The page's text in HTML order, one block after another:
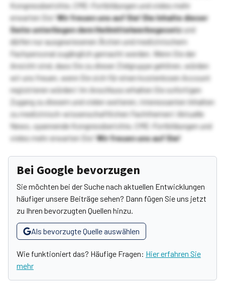
Kongressberichte, CME-Fortbildungen und vieles mehr
erwarten Sie!Wir freuen uns auf Sie!Die Inhalte dieser
Seite unterliegen dem Heilmittelwerbegesetzund
dürfen nur ausgewiesenen Ärzten und medizinischem
Fachpersonal zugänglich gemacht werden. Wenn Sie der
Ansicht sind, dass Sie zu dieser Zielgruppe gehören, würden
wir uns freuen, wenn Sie sich für einen kostenlosen Account
registrieren würden! Im Anschluss erhalten Sie sofortigen
Zugang zu diesem und vielen weiteren, interessanten Inhalten
zu medizinisch-wissenschaftlichen Fachthemen! Aktuelle
News, spannende Kongressberichte, CME-Fortbildungen und
vieles mehr erwarten Sie!Wir freuen uns auf Sie!
Bei Google bevorzugen
Sie möchten bei der Suche nach aktuellen Entwicklungen
häufiger unsere Beiträge sehen? Dann fügen Sie uns jetzt
zu Ihren bevorzugten Quellen hinzu.
Als bevorzugte Quelle auswählen
Wie funktioniert das? Häufige Fragen: Hier erfahren Sie
mehr